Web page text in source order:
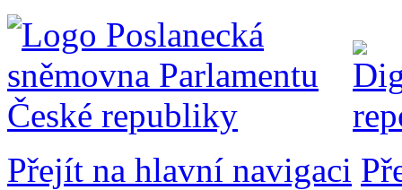
Přejít na hlavní navigaci